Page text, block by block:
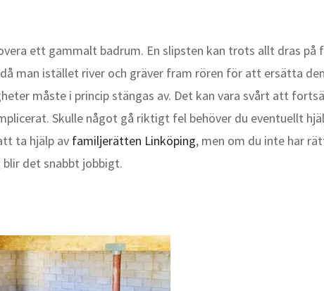
ett gammalt badrum. En slipsten kan trots allt dras
man istället river och gräver fram rören för att ersätta
måste i princip stängas av. Det kan vara svårt att
Skulle något gå riktigt fel behöver du eventuellt
ta hjälp av familjerätten Linköping, men om du inte har
det snabbt jobbigt.